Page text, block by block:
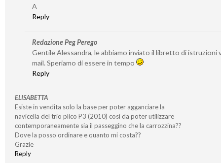
A
Reply
Redazione Peg Perego
Gentile Alessandra, le abbiamo inviato il libretto di istruzioni
mail. Speriamo di essere in tempo
Reply
ELISABETTA
Esiste in vendita solo la base per poter agganciare la
navicella del trio plico P3 (2010) così da poter utilizzare
contemporaneamente sia il passeggino che la carrozzina??
Dove la posso ordinare e quanto mi costa??
Grazie
Reply